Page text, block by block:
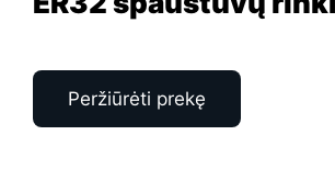
Peržiūrėti prekę